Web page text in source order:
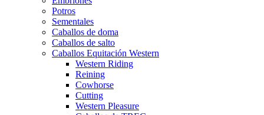
Potros
Sementales
Caballos de doma
Caballos de salto
Caballos Equitación Western
Western Riding
Reining
Cowhorse
Cutting
Western Pleasure